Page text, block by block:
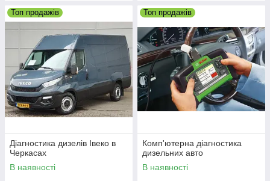
Як працює наш дизель автосервіс?
Клієнт оформляє заявку на сайті
або в телефонному режимі
Ви можете особисто відвідати
Топ продажів
Діагностика дизелів Івеко в
Черкасах
В наявності
Топ продажів
Комп'ютерна діагностика
дизельних авто
В наявності